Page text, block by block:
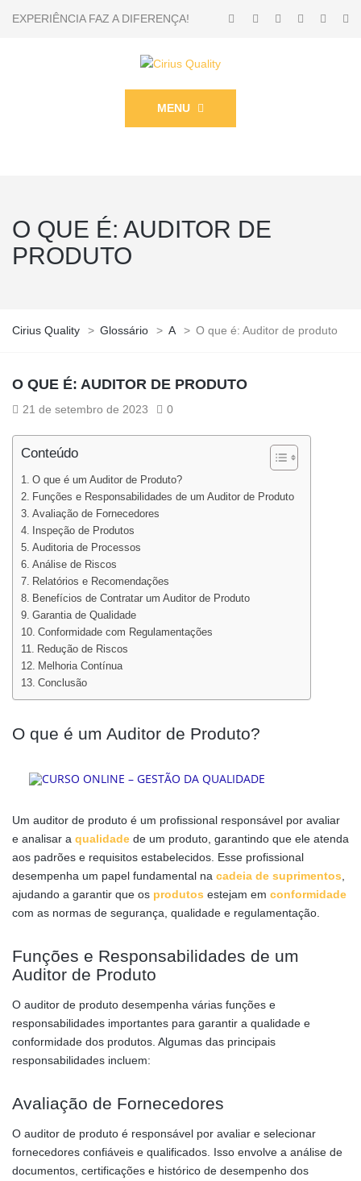
EXPERIÊNCIA FAZ A DIFERENÇA!
MENU
O QUE É: AUDITOR DE
PRODUTO
Cirius Quality > Glossário > A > O que é: Auditor de produto
O QUE É: AUDITOR DE PRODUTO
21 de setembro de 2023 0
Conteúdo
O que é um Auditor de Produto?
Funções e Responsabilidades de um Auditor de Produto
Avaliação de Fornecedores
Inspeção de Produtos
Auditoria de Processos
Análise de Riscos
Relatórios e Recomendações
Benefícios de Contratar um Auditor de Produto
Garantia de Qualidade
Conformidade com Regulamentações
Redução de Riscos
Melhoria Contínua
Conclusão
O que é um Auditor de Produto?
Um auditor de produto é um profissional responsável por avaliar
e analisar a qualidade de um produto, garantindo que ele atenda
aos padrões e requisitos estabelecidos. Esse profissional
desempenha um papel fundamental na cadeia de suprimentos
ajudando a garantir que os produtos estejam em conformidade
com as normas de segurança, qualidade e regulamentação.
Funções e Responsabilidades de um
Auditor de Produto
O auditor de produto desempenha várias funções e
responsabilidades importantes para garantir a qualidade e
conformidade dos produtos. Algumas das principais
responsabilidades incluem:
Avaliação de Fornecedores
O auditor de produto é responsável por avaliar e selecionar
fornecedores confiáveis e qualificados. Isso envolve a análise de
documentos, certificações e histórico de desempenho dos